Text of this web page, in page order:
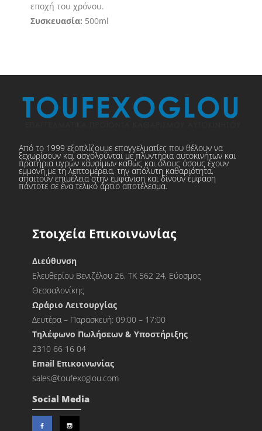
εποχή του χρόνου.
Συσκευασία: 500ml
Από το 1999 εξοπλίζουμε επαγγελματίες που θέλουν να
ξεχωρίσουν και ασχολούνται με πλυντήρια αυτοκινήτων και
πρατήρια υγρών καυσίμων καθώς και όλους όσους έχουν
εμμονή με τη λεπτομέρεια, την απόλυτη καθαριότητα,
απαιτούν επιμέλεια στην εμφάνιση και δίνουν έμφαση
πάντοτε σε ένα τελικό άρτιο αποτέλεσμα.
Στοιχεία Επικοινωνίας
Διεύθυνση
Ελευθερίου Βενιζέλου 26, ΤΚ 562 24, Εύοσμος
Θεσσαλονίκης
Ωράριο Λειτουργίας
Δευτέρα – Παρασκευή: 09:00 – 17:00
Τηλέφωνο Πωλήσεων & Υποστήριξης
2310 66 16 04
Εmail Επικοινωνίας
sales@toufexoglou.com
Social Media